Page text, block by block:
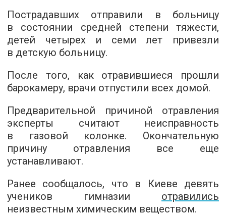
Пострадавших отправили в больницу
в состоянии средней степени тяжести,
детей четырех и семи лет привезли
в детскую больницу.
После того, как отравившиеся прошли
барокамеру, врачи отпустили всех домой.
Предварительной причиной отравления
эксперты считают неисправность
в газовой колонке. Окончательную
причину отравления все еще
устанавливают.
Ранее сообщалось, что в Киеве девять
учеников гимназии отравились
неизвестным химическим веществом.